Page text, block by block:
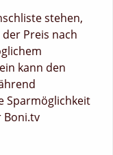
stehen,
Preis nach
kann den
Sparmöglichkeit
Boni.tv